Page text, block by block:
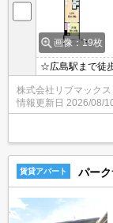
画像：19枚
☆広島駅まで徒
ト無料☆近隣に
す☆浴室乾燥や
株式会社リブマック
情報更新日 2026/08/
賃貸アパート パー